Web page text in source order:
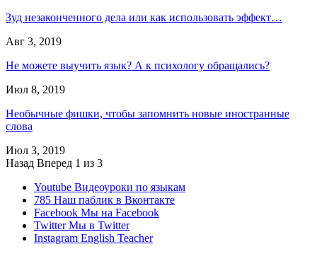
Зуд незаконченного дела или как использовать эффект…
Авг 3, 2019
Не можете выучить язык? А к психологу обращались?
Июл 8, 2019
Необычные фишки, чтобы запомнить новые иностранные
слова
Июл 3, 2019
Назад Вперед 1 из 3
Youtube Видеоуроки по языкам
785 Наш паблик в Вконтакте
Facebook Мы на Facebook
Twitter Мы в Twitter
Instagram English Teacher